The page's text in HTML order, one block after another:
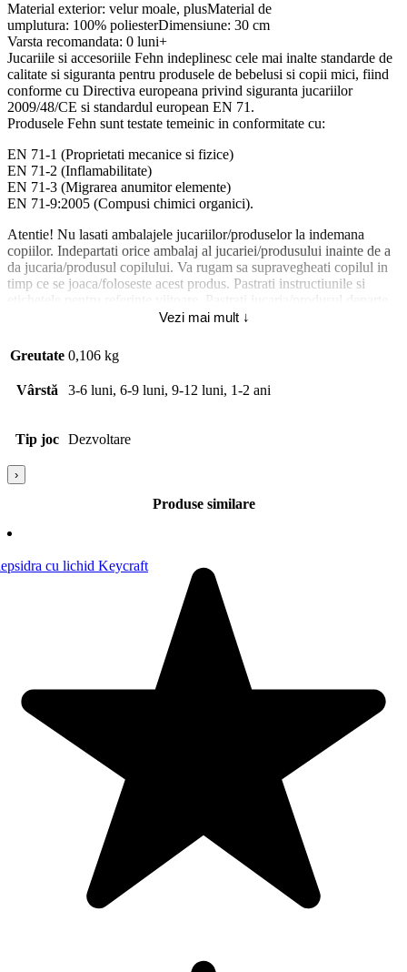
Material exterior: velur moale, plusMaterial de
umplutura: 100% poliesterDimensiune: 30 cm
Varsta recomandata: 0 luni+
Jucariile si accesoriile Fehn indeplinesc cele mai inalte standarde de
calitate si siguranta pentru produsele de bebelusi si copii mici, fiind
conforme cu Directiva europeana privind siguranta jucariilor
2009/48/CE si standardul european EN 71.
Produsele Fehn sunt testate temeinic in conformitate cu:
EN 71-1 (Proprietati mecanice si fizice)
EN 71-2 (Inflamabilitate)
EN 71-3 (Migrarea anumitor elemente)
EN 71-9:2005 (Compusi chimici organici).
Atentie! Nu lasati ambalajele jucariilor/produselor la indemana
copiilor. Indepartati orice ambalaj al jucariei/produsului inainte de a
da jucaria/produsul copilului. Va rugam sa supravegheati copilul in
timp ce se joaca/foloseste acest produs. Pastrati instructiunile si
etichetele pentru referinte viitoare. Pastrati jucaria/produsul departe
de foc, feriti jucaria/produsul de temperaturi ridicate si umiditate.
uscati la aer imediat dupa curatare.
Tip produs: [5704]: Jucarie; Pentru | 9084: Fete;
Vezi mai mult ↓
Greutate 0,106 kg
Vârstă 3-6 luni, 6-9 luni, 9-12 luni, 1-2 ani
Tip joc Dezvoltare
›
Produse similare